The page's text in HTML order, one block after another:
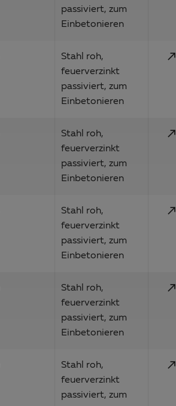
passiviert, zum
Einbetonieren
Stahl roh,
feuerverzinkt
passiviert, zum
Einbetonieren
call_made
Stahl roh,
feuerverzinkt
passiviert, zum
Einbetonieren
call_made
Stahl roh,
feuerverzinkt
passiviert, zum
Einbetonieren
call_made
Stahl roh,
feuerverzinkt
passiviert, zum
Einbetonieren
call_made
Stahl roh,
feuerverzinkt
passiviert, zum
call_made